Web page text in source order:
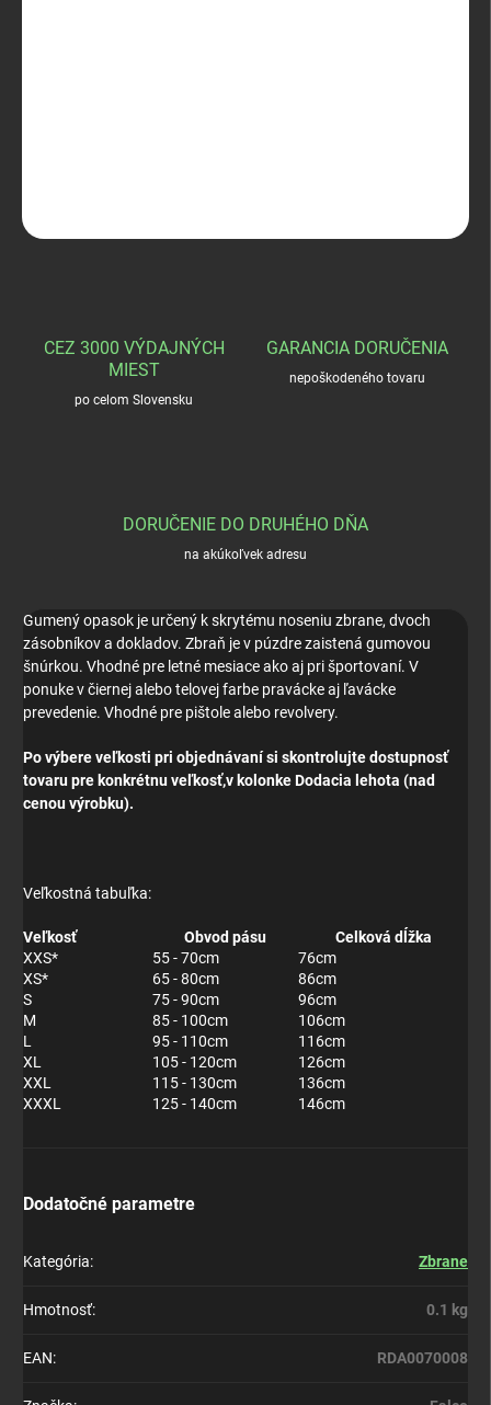
CEZ 3000 VÝDAJNÝCH
MIEST
po celom Slovensku
GARANCIA DORUČENIA
nepoškodeného tovaru
DORUČENIE DO DRUHÉHO DŇA
na akúkoľvek adresu
Gumený opasok je určený k skrytému noseniu zbrane, dvoch
zásobníkov a dokladov. Zbraň je v púzdre zaistená gumovou
šnúrkou. Vhodné pre letné mesiace ako aj pri športovaní. V
ponuke v čiernej alebo telovej farbe pravácke aj ľavácke
prevedenie. Vhodné pre pištole alebo revolvery.
Po výbere veľkosti pri objednávaní si skontrolujte dostupnosť
tovaru pre konkrétnu veľkosť,v kolonke Dodacia lehota (nad
cenou výrobku).
Veľkostná tabuľka:
Veľkosť Obvod pásu
Celková dĺžka
XXS*
55 - 70cm
76cm
XS*
65 - 80cm
86cm
S
75 - 90cm
96cm
M
85 - 100cm
106cm
L
95 - 110cm
116cm
XL
105 - 120cm
126cm
XXL
115 - 130cm
136cm
XXXL
125 - 140cm 146cm
Dodatočné parametre
Kategória: Zbrane
Hmotnosť: 0.1 kg
EAN: RDA0070008